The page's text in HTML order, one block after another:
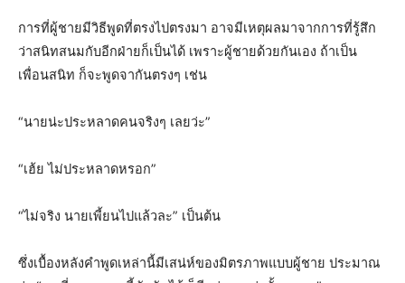
การที่ผู้ชายมีวิธีพูดที่ตรงไปตรงมา อาจมีเหตุผลมาจากการที่รู้สึก
ว่าสนิทสนมกับอีกฝ่ายก็เป็นได้ เพราะผู้ชายด้วยกันเอง ถ้าเป็น
เพื่อนสนิท ก็จะพูดจากันตรงๆ เช่น
“นายน่ะประหลาดคนจริงๆ เลยว่ะ”
“เฮ้ย ไม่ประหลาดหรอก”
“ไม่จริง นายเพี้ยนไปแล้วละ” เป็นต้น
ซึ่งเบื้องหลังคำพูดเหล่านี้มีเสน่ห์ของมิตรภาพแบบผู้ชาย ประมาณ